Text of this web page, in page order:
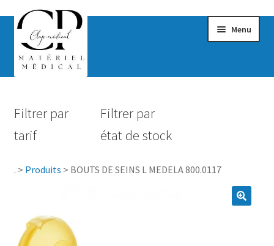
Menu
Hygiène
Accessoires Salle de bain
Filtrer par
tarif
Filtrer par
état de stock
. > Produits > BOUTS DE SEINS L MEDELA 800.0117